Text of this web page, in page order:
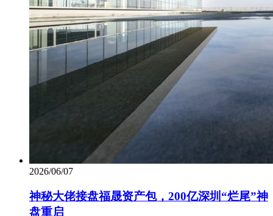
2026/06/07
神秘大佬接盘福晟资产包，200亿深圳“烂尾”神
盘重启